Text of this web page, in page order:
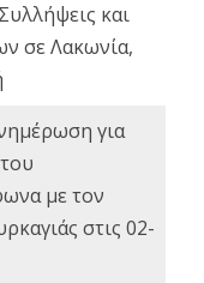
Συλλήψεις και
σε Λακωνία,
για
με τον
στις 02-